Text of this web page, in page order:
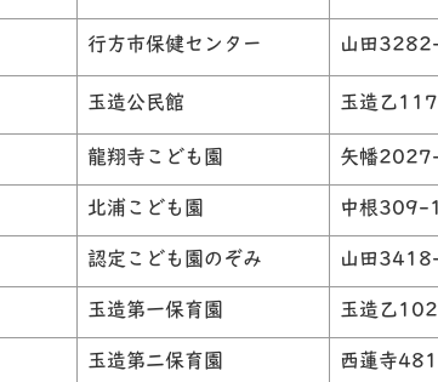
行方市保健センター 山田
玉造公民館 玉造乙
龍翔寺こども園 矢幡
北浦こども園 中根309-
認定こども園のぞみ 山田
玉造第一保育園 玉造乙
玉造第二保育園 西蓮寺481